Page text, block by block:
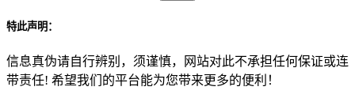
特此声明：
信息真伪请自行辨别，须谨慎，网站对此不承担任何保证或连
带责任! 希望我们的平台能为您带来更多的便利！